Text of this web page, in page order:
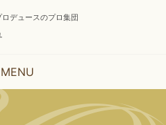
デュースのプロ集団